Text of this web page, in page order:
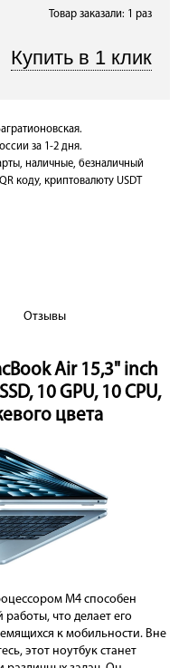
Товар заказали: 1 раз
за 1-2 дня.
наличные, безналичный
коду, криптовалюту USDT
Отзывы
Air 15,3" inch
10 GPU, 10 CPU,
цвета
M4 способен
что делает его
к мобильности. Вне
этот ноутбук станет